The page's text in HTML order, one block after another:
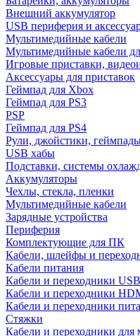
Внешний аккумулятор
USB периферия и
Мультимедийные кабели
Мультимедийные кабели
Игровые приставки,
Аксессуары для приставок
Геймпад для Xbox
Геймпад для PS3
PSP
Геймпад для PS4
Рули, джойстики,
USB хабы
Подставки, системы
Аккумуляторы
Чехлы, стекла, пленки
Мультимедийные кабели
Зарядные устройства
Периферия
Комплектующие для ПК
Кабели, шлейфы и
Кабели питания
Кабели и переходники USB
Кабели и переходники
Кабели и переходники
Стяжки
Кабели и переходники для